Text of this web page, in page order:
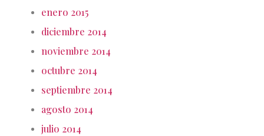
enero 2015
diciembre 2014
noviembre 2014
octubre 2014
septiembre 2014
agosto 2014
julio 2014